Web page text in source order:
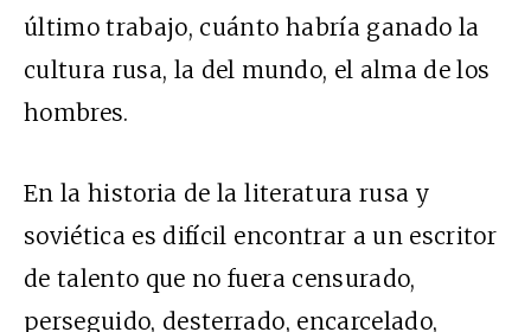
último trabajo, cuánto habría ganado la
cultura rusa, la del mundo, el alma de los
hombres.
En la historia de la literatura rusa y
soviética es difícil encontrar a un escritor
de talento que no fuera censurado,
perseguido, desterrado, encarcelado,